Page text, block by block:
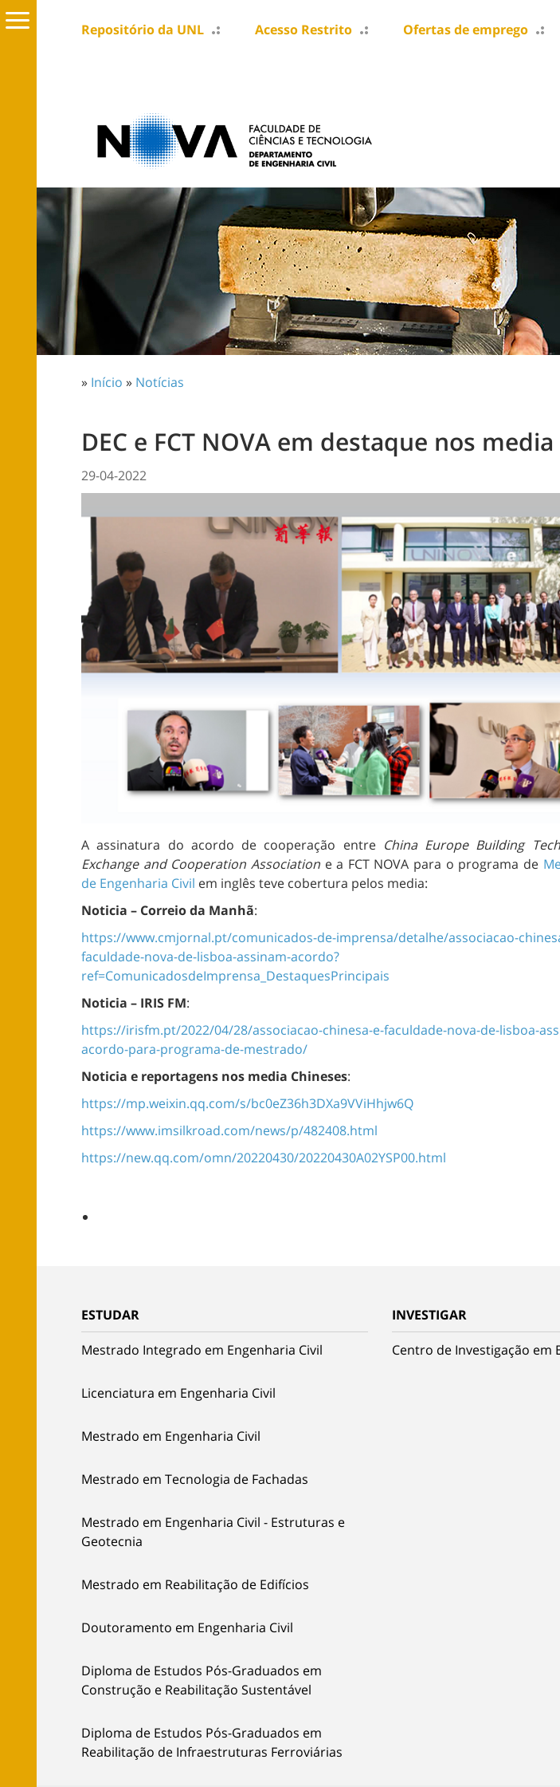
Repositório da UNL Acesso Restrito Ofertas de emprego
» Início » Notícias
DEC e FCT NOVA em destaque nos media
29-04-2022
A assinatura do acordo de cooperação entre China Europe Building
Exchange and Cooperation Associatione a FCT NOVA para o programa de
de Engenharia Civil em inglês teve cobertura pelos media:
Noticia – Correio da Manhã:
https://www.cmjornal.pt/comunicados-de-imprensa/detalhe/associacao-
faculdade-nova-de-lisboa-assinam-acordo?
ref=ComunicadosdeImprensa_DestaquesPrincipais
Noticia – IRIS FM:
https://irisfm.pt/2022/04/28/associacao-chinesa-e-faculdade-nova-de-lisboa-
acordo-para-programa-de-mestrado/
Noticia e reportagens nos media Chineses:
https://mp.weixin.qq.com/s/bc0eZ36h3DXa9VViHhjw6Q
https://www.imsilkroad.com/news/p/482408.html
https://new.qq.com/omn/20220430/20220430A02YSP00.html
ESTUDAR
Mestrado Integrado em Engenharia Civil
Licenciatura em Engenharia Civil
Mestrado em Engenharia Civil
Mestrado em Tecnologia de Fachadas
Mestrado em Engenharia Civil - Estruturas e
Geotecnia
Mestrado em Reabilitação de Edifícios
Doutoramento em Engenharia Civil
Diploma de Estudos Pós-Graduados em
Construção e Reabilitação Sustentável
Diploma de Estudos Pós-Graduados em
Reabilitação de Infraestruturas Ferroviárias
INVESTIGAR
Centro de Investigação em